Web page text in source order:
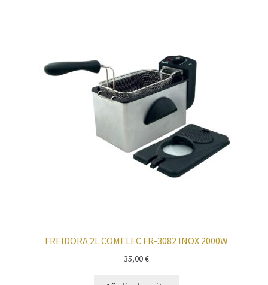
FREIDORA 2L COMELEC FR-3082 INOX 2000W
35,00€